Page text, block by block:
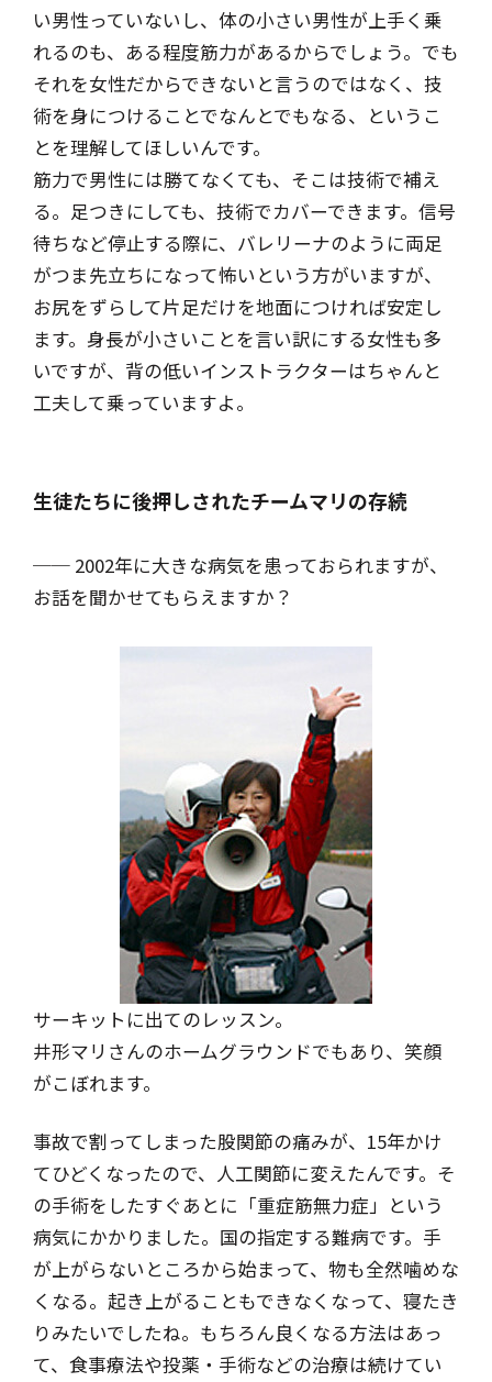
い男性っていないし、体の小さい男性が上手く乗
れるのも、ある程度筋力があるからでしょう。でも
それを女性だからできないと言うのではなく、技
術を身につけることでなんとでもなる、というこ
とを理解してほしいんです。
筋力で男性には勝てなくても、そこは技術で補え
る。足つきにしても、技術でカバーできます。信号
待ちなど停止する際に、バレリーナのように両足
がつま先立ちになって怖いという方がいますが、
お尻をずらして片足だけを地面につければ安定し
ます。身長が小さいことを言い訳にする女性も多
いですが、背の低いインストラクターはちゃんと
工夫して乗っていますよ。
生徒たちに後押しされたチームマリの存続
── 2002年に大きな病気を患っておられますが、
お話を聞かせてもらえますか？
サーキットに出てのレッスン。
井形マリさんのホームグラウンドでもあり、 笑顔
がこぼれます。
事故で割ってしまった股関節の痛みが、15年かけ
てひどくなったので、人工関節に変えたんです。そ
の手術をしたすぐあとに「重症筋無力症」という
病気にかかりました。国の指定する難病です。手
が上がらないところから始まって、物も全然噛めな
くなる。起き上がることもできなくなって、寝たき
りみたいでしたね。もちろん良くなる方法はあっ
て、食事療法や投薬・手術などの治療は続けてい